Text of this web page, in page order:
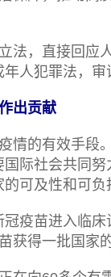
，直接回应
人犯罪法，
出贡献
的有效手段
际社会共同
可及性和可
疫苗进入临
得一批国家